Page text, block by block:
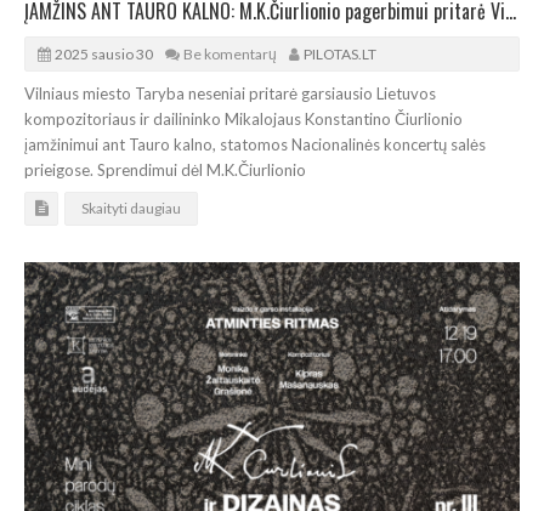
ĮAMŽINS ANT TAURO KALNO: M.K.Čiurlionio pagerbimui pritarė Vilniaus miesto Taryba
2025 sausio 30 Be komentarų PILOTAS.LT
Vilniaus miesto Taryba neseniai pritarė garsiausio Lietuvos
kompozitoriaus ir dailininko Mikalojaus Konstantino Čiurlionio
įamžinimui ant Tauro kalno, statomos Nacionalinės koncertų salės
prieigose. Sprendimui dėl M.K.Čiurlionio
Skaityti daugiau